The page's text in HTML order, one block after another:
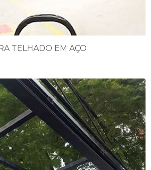
TELHADO EM AÇO